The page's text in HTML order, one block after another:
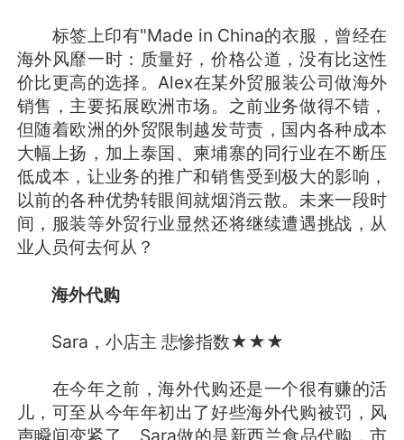
标签上印有"Made in China的衣服，曾经在
海外风靡一时：质量好，价格公道，没有比这性
价比更高的选择。Alex在某外贸服装公司做海外
销售，主要拓展欧洲市场。之前业务做得不错，
但随着欧洲的外贸限制越发苛责，国内各种成本
大幅上扬，加上泰国、柬埔寨的同行业在不断压
低成本，让业务的推广和销售受到极大的影响，
以前的各种优势转眼间就烟消云散。未来一段时
间，服装等外贸行业显然还将继续遭遇挑战，从
业人员何去何从？
海外代购
Sara，小店主 悲惨指数★★★
在今年之前，海外代购还是一个很有赚的活
儿，可至从今年年初出了好些海外代购被罚，风